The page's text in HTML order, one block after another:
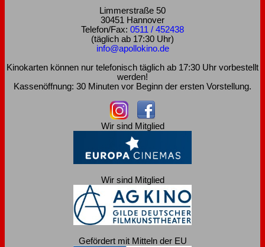
Limmerstraße 50
30451 Hannover
Telefon/Fax: 0511 / 452438
(täglich ab 17:30 Uhr)
info@apollokino.de
Kinokarten können nur telefonisch täglich ab 17:30 Uhr vorbestellt
werden!
Kassenöffnung: 30 Minuten vor Beginn der ersten Vorstellung.
Wir sind Mitglied
Wir sind Mitglied
Gefördert mit Mitteln der EU